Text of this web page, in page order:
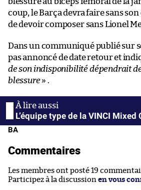
coup, le Barça devra faire sans
de devoir composer sans Lionel
Dans un communiqué publié sur
pas annoncé de date retour et
de son indisponibilité dépendrait de
blessure» .
L’équipe type de la VINCI Mixed
BA
Commentaires
Les membres ont posté 19
Participez à la discussion en vous